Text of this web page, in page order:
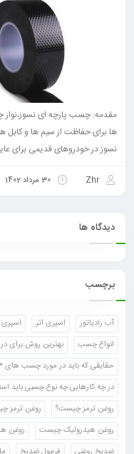
مقدمه: چسب پارچه ای
ها برای حفاظت از سیم ها و
نسوز در خودروهای قدیمی برای
Zhr 30 مرداد 1402
دیدگاه ها
برچسب
آب رادیاتور اسپری اتر
انواع چسب
بهترین روش برای
حقایقی که باید در مورد چسب های 123 بدانید
در چه کارهایی چه نوع چسبی باید
روغن ترمز چیست؟
روغن ترمز
روغن هیدرولیک چیست
روغن